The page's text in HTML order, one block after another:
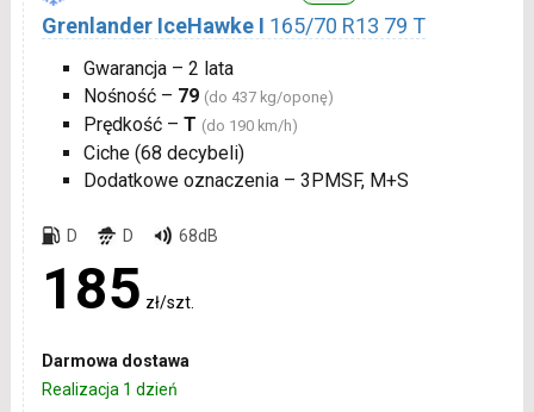
Grenlander IceHawke I 165/70 R13 79 T
Gwarancja – 2 lata
Nośność – 79 (do 437 kg/oponę)
Prędkość – T (do 190 km/h)
Ciche (68 decybeli)
Dodatkowe oznaczenia – 3PMSF, M+S
D D 68dB
185 zł/szt.
Darmowa dostawa
Realizacja 1 dzień